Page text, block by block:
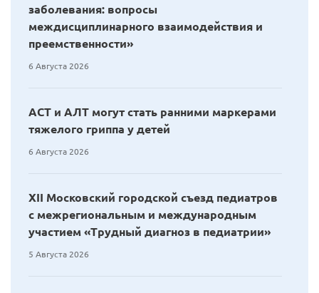
заболевания: вопросы
междисциплинарного взаимодействия и
преемственности»
6 Августа 2026
АСТ и АЛТ могут стать ранними маркерами
тяжелого гриппа у детей
6 Августа 2026
XII Московский городской съезд педиатров
с межрегиональным и международным
участием «Трудный диагноз в педиатрии»
5 Августа 2026